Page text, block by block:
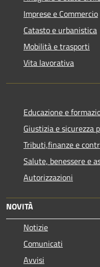
Imprese e Commercio
Catasto e urbanistica
Mobilità e trasporti
Vita lavorativa
Educazione e
Giustizia e sicurezza
Tributi,finanze e
Salute, benessere e
Autorizzazioni
NOVITÀ
Notizie
Comunicati
Avvisi